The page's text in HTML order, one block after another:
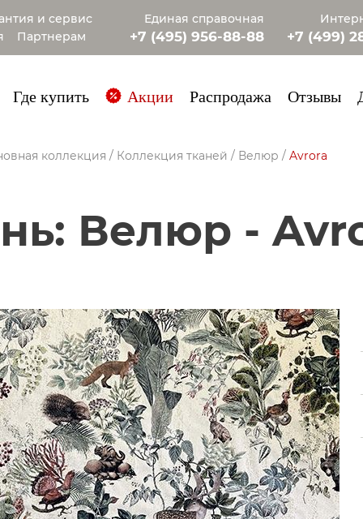
и сервис
Партнерам
Единая справочная
+7 (495) 956-88-88
+7 (499)
+7 (985)
Где купить Акции Распродажа Отзывы
коллекция / Коллекция тканей / Велюр / Avrora